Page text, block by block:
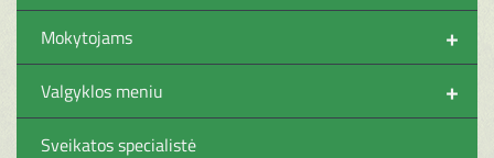
+
Mokytojams
+
Valgyklos meniu
Sveikatos specialistė